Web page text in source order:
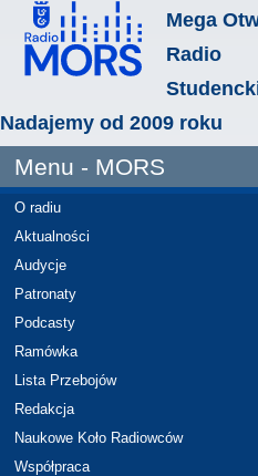
Mega
Radio
Nadajemy od 2009 roku
Menu - MORS
O radiu
Aktualności
Audycje
Patronaty
Podcasty
Ramówka
Lista Przebojów
Redakcja
Naukowe Koło Radiowców
Współpraca